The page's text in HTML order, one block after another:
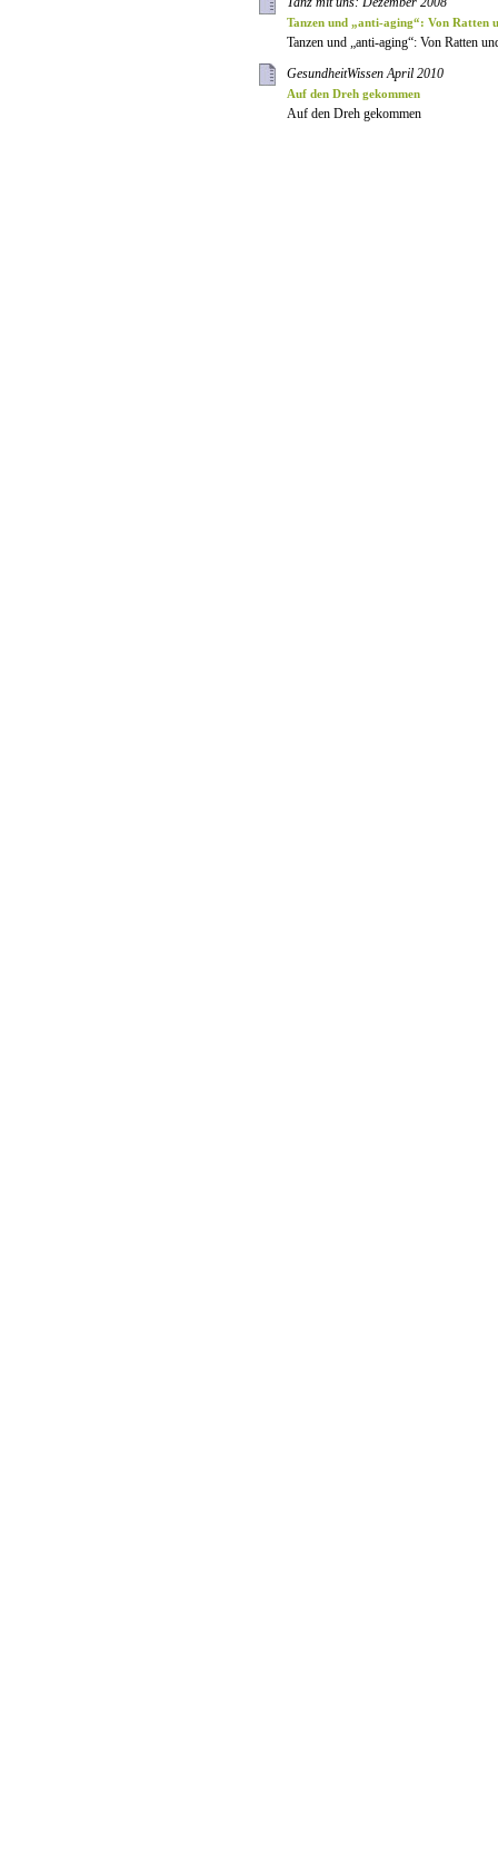
Tanzen und „anti-aging“: Von Ratten
Tanzen und „anti-aging“: Von Ratten
GesundheitWissen April 2010
Auf den Dreh gekommen
Auf den Dreh gekommen